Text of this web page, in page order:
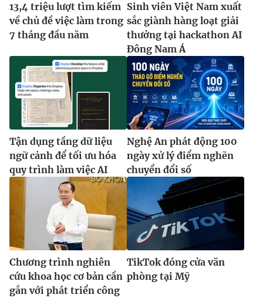
13,4 triệu lượt tìm kiếm
về chủ đề việc làm trong
7 tháng đầu năm
Sinh viên Việt Nam xuất
sắc giành hàng loạt giải
thưởng tại hackathon AI
Đông Nam Á
Tận dụng tầng dữ liệu
ngữ cảnh để tối ưu hóa
quy trình làm việc AI
Nghệ An phát động 100
ngày xử lý điểm nghẽn
chuyển đổi số
Chương trình nghiên
cứu khoa học cơ bản cần
gắn với phát triển công
TikTok đóng cửa văn
phòng tại Mỹ